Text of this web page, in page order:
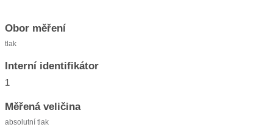
Obor měření
tlak
Interní identifikátor
1
Měřená veličina
absolutní tlak